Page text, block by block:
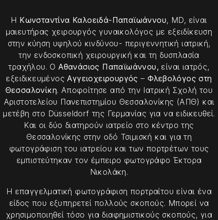
Η Κωνσταντίνα Καλοειδά-Παπαϊωάννου, MD, είναι
μαιευτήρας χειρουργός γυναικολόγος με εξειδίκευση
στην κύηση υψηλού κινδύνου- περιγεννητική ιατρική,
την ενδοσκοπική χειρουργική και τη δυσπλασία
τραχήλου. ΟΑθανάσιος Παπαϊωάννου, είναι ιατρός,
εξειδικευμένοςΑγγειοχειρουργός – Φλεβολόγος στη
Θεσσαλονίκη. Αποφοίτησε από την Ιατρική Σχολή του
Αριστοτελείου Πανεπιστημίου Θεσσαλονίκης (ΑΠΘ) και
μετέβη στο Düsseldorf της Γερμανίας για να ειδικευθεί.
Και οι δύο διατηρούν ιατρείο στο κέντρο της
Θεσσαλονίκης στην οδό Τσιμισκή και για τη
φωτογράφιση του ιατρείου και των πορτρέτων τους
εμπιστεύτηκαν τον έμπειρο φωτογράφο Έκτορα
Νικολάκη.
Η επαγγελματική φωτογράφιση πορτραίτου είναι ένα
είδος που εξυπηρετεί πολλούς σκοπούς. Μπορεί να
χρησιμοποιηθεί τόσο για διαφημιστικούς σκοπούς, για